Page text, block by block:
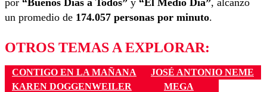
un promedio de 174.057 personas por minuto.
OTROS TEMAS A EXPLORAR:
CONTIGO EN LA MAÑANA
JOSÉ ANTONIO NEME
KAREN DOGGENWEILER
MEGA